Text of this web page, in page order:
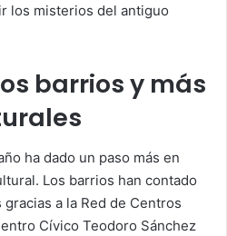
los misterios del antiguo
barrios y más
ha dado un paso más en
Los barrios han contado
a la Red de Centros
Cívico Teodoro Sánchez